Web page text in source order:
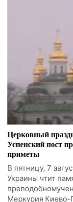
Церковный
Успенский пост
приметы
В пятницу, 7
Украины чтит
Меркурия Киево-